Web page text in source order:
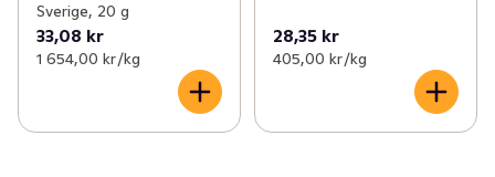
Sverige, 20 g
33,08 kr
1 654,00 kr /kg
28,35 kr
405,00 kr /kg